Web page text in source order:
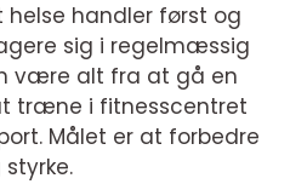
helse handler først og
sig i regelmæssig
være alt fra at gå en
træne i fitnesscentret
Målet er at forbedre